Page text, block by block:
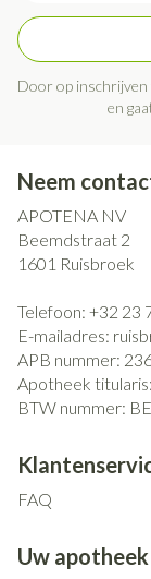
Door op
en
Neem
APOTENA NV
Beemdstraat 2
1601 Ruisbroek
Telefoon: +32 23
E-mailadres:
APB nummer:
Apotheek titularis:
BTW nummer:
FAQ
Uw apotheek